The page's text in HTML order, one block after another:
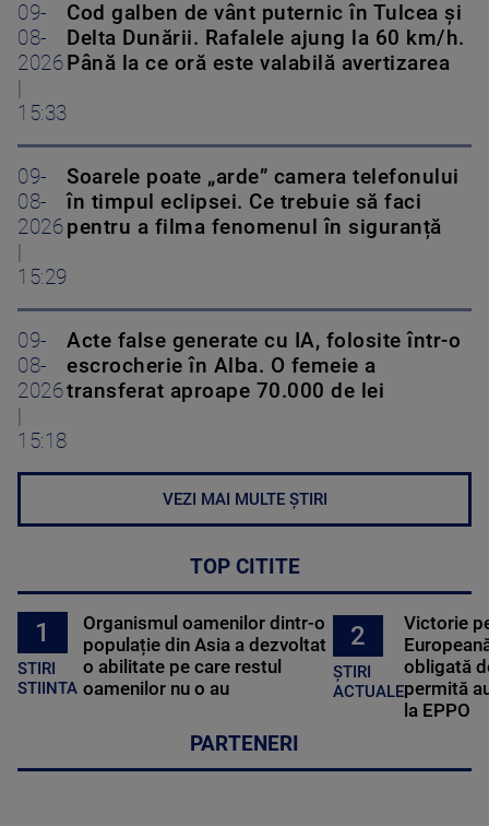
09-
08-
2026
15:33
Cod galben de vânt puternic în Tulcea și
Delta Dunării. Rafalele ajung la 60 km/h.
Până la ce oră este valabilă avertizarea
09-
08-
2026
15:29
Soarele poate „arde” camera telefonului
în timpul eclipsei. Ce trebuie să faci
pentru a filma fenomenul în siguranță
09-
08-
2026
15:18
Acte false generate cu IA, folosite într-o
escrocherie în Alba. O femeie a
transferat aproape 70.000 de lei
VEZI MAI MULTE ȘTIRI
TOP CITITE
1
STIRI
STIINTA
Organismul oamenilor dintr-o
populație din Asia a dezvoltat
o abilitate pe care restul
oamenilor nu o au
2
ȘTIRI
ACTUALE
Victorie
obligată
permită
la EPPO
PARTENERI